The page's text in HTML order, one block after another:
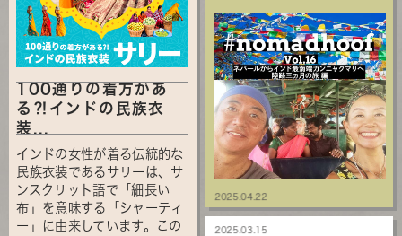
100通りの着方があ
る⁈インドの民族衣
装...
インドの女性が着る伝統的な
民族衣装であるサリーは、サ
ンスクリット語で「細長い
布」を意味する「シャーティ
ー」に由来しています。この
2025.04.22
2025.03.15